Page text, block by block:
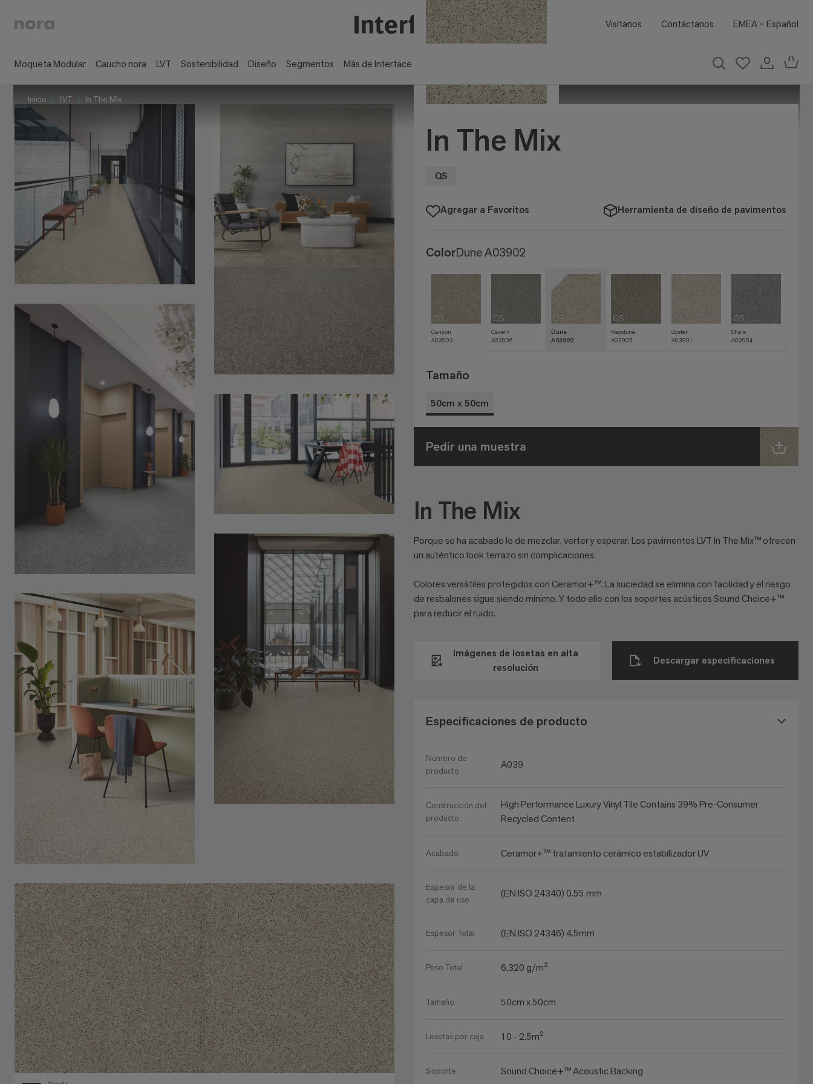
Visítanos Contáctanos EMEA Español
Moqueta Modular Caucho nora LVT Sostenibilidad Diseño Segmentos Más de Interface
Inicio LVT In The Mix
In The Mix
QS
Agregar a Favoritos Herramienta de diseño de pavimentos
ColorDune A03902
QS
Canyon
A03903
QS
Cavern
A03906
QS
Dune
A03902
QS
Keystone
A03905
QS
Oyster
A03901
QS
Shale
A03904
Tamaño
50cm x 50cm
Pedir una muestra
In The Mix
Porque se ha acabado lo de mezclar, verter y esperar. Los pavimentos LVT In The Mix™ ofrecen
un auténtico look terrazo sin complicaciones.
Colores versátiles protegidos con Ceramor+™. La suciedad se elimina con facilidad y el riesgo
de resbalones sigue siendo mínimo. Y todo ello con los soportes acústicos Sound Choice+™
para reducir el ruido.
Especificaciones de producto
Número de
producto
A039
Construcción del
producto
High Performance Luxury Vinyl Tile Contains 39% Pre-Consumer
Recycled Content
Acabado Ceramor+™ tratamiento cerámico estabilizador UV
Espesor de la
capa de uso
(EN ISO 24340) 0.55 mm
Espesor Total (EN ISO 24346) 4.5mm
Peso Total 6,320 g/m²
Tamaño 50cm x 50cm
Losetas por caja 10 - 2.5m²
Soporte Sound Choice+™ Acoustic Backing
Imágenes de losetas en alta
resolución
Descargar especificaciones